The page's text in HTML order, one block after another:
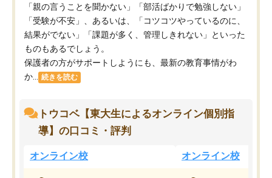
「親の言うことを聞かない」「部活ばかりで勉強しない」
「受験が不安」、あるいは、「コツコツやっているのに、
結果がでない」「課題が多く、管理しきれない」といった
ものもあるでしょう。
保護者の方がサポートしようにも、最新の教育事情がわ
か...
続きを読む
トウコベ【東大生によるオンライン個別指
導】の口コミ・評判
オンライン校 オンライン校